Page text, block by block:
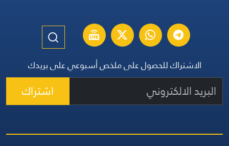
الاشتراك للحصول على ملخص أسبوعي على بريدك
اشتراك